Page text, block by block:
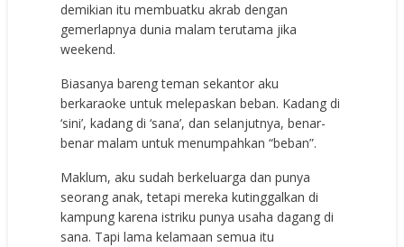
demikian itu membuatku akrab dengan
gemerlapnya dunia malam terutama jika
weekend.
Biasanya bareng teman sekantor aku
berkaraoke untuk melepaskan beban. Kadang di
‘sini’, kadang di ‘sana’, dan selanjutnya, benar-
benar malam untuk menumpahkan “beban”.
Maklum, aku sudah berkeluarga dan punya
seorang anak, tetapi mereka kutinggalkan di
kampung karena istriku punya usaha dagang di
sana. Tapi lama kelamaan semua itu